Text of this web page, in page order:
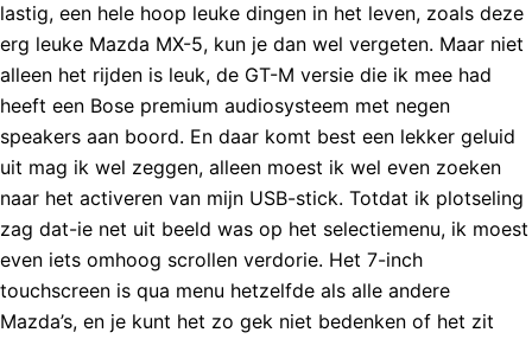
lastig, een hele hoop leuke dingen in het leven, zoals deze
erg leuke Mazda MX-5, kun je dan wel vergeten. Maar niet
alleen het rijden is leuk, de GT-M versie die ik mee had
heeft een Bose premium audiosysteem met negen
speakers aan boord. En daar komt best een lekker geluid
uit mag ik wel zeggen, alleen moest ik wel even zoeken
naar het activeren van mijn USB-stick. Totdat ik plotseling
zag dat-ie net uit beeld was op het selectiemenu, ik moest
even iets omhoog scrollen verdorie. Het 7-inch
touchscreen is qua menu hetzelfde als alle andere
Mazda’s, en je kunt het zo gek niet bedenken of het zit